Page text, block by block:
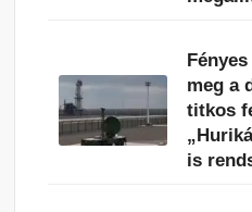
meg a
titkos
is